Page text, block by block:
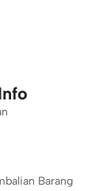
Barang